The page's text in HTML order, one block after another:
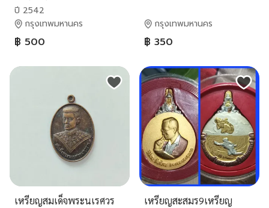
2542 เนื่องในวโรกาสเฉลิม
พระชนมพรรษา 6 รอบ (72
พรรษา) ตอกโค๊ต ๙ กล่อง
เดิม สำนักนายกรัฐมนตรี จัด
สร้าง
ปี 2542
กรุงเทพมหานคร
฿ 500
กรุงเทพมหานคร
฿ 350
เหรียญสมเด็จพระนเรศวร
เหรียญสะสมร9เหรียญ